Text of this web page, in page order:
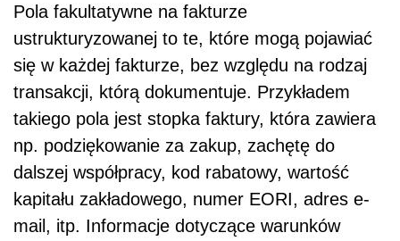
Pola fakultatywne na fakturze
ustrukturyzowanej to te, które mogą pojawiać
się w każdej fakturze, bez względu na rodzaj
transakcji, którą dokumentuje. Przykładem
takiego pola jest stopka faktury, która zawiera
np. podziękowanie za zakup, zachętę do
dalszej współpracy, kod rabatowy, wartość
kapitału zakładowego, numer EORI, adres e-
mail, itp. Informacje dotyczące warunków